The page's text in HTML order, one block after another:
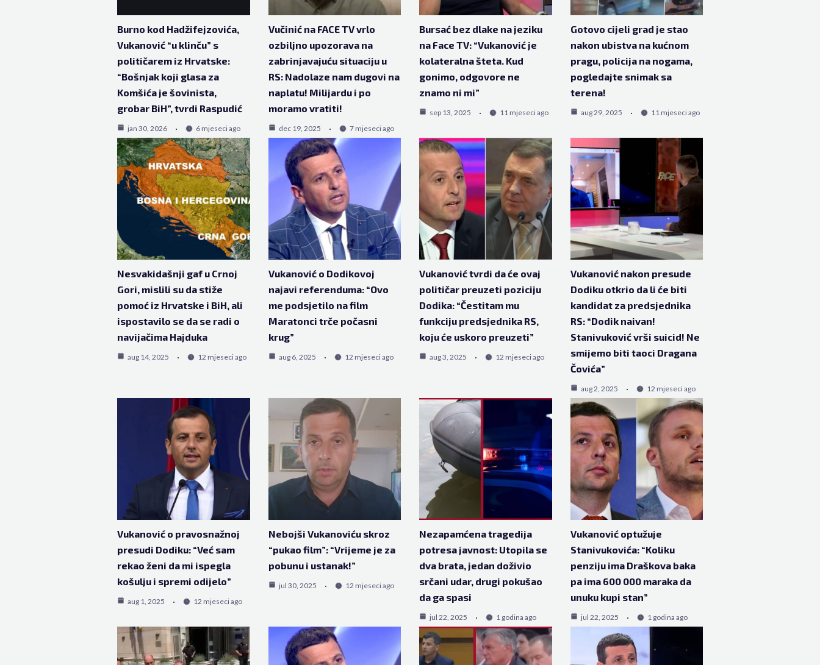
Burno kod Hadžifejzovića,
Vukanović “u klinču” s
političarem iz Hrvatske:
“Bošnjak koji glasa za
Komšića je šovinista,
grobar BiH”, tvrdi Raspudić
jan 30, 2026 6 mjeseci ago
Vučinić na FACE TV vrlo
ozbiljno upozorava na
zabrinjavajuću situaciju u
RS: Nadolaze nam dugovi na
naplatu! Milijardu i po
moramo vratiti!
dec 19, 2025 7 mjeseci ago
Bursać bez dlake na jeziku
na Face TV: “Vukanović je
kolateralna šteta. Kud
gonimo, odgovore ne
znamo ni mi”
sep 13, 2025 11 mjeseci ago
Gotovo cijeli grad je stao
nakon ubistva na kućnom
pragu, policija na nogama,
pogledajte snimak sa
terena!
aug 29, 2025 11 mjeseci ago
Nesvakidašnji gaf u Crnoj
Gori, mislili su da stiže
pomoć iz Hrvatske i BiH, ali
ispostavilo se da se radi o
navijačima Hajduka
aug 14, 2025 12 mjeseci ago
Vukanović o Dodikovoj
najavi referenduma: “Ovo
me podsjetilo na film
Maratonci trče počasni
krug”
aug 6, 2025 12 mjeseci ago
Vukanović tvrdi da će ovaj
političar preuzeti poziciju
Dodika: “Čestitam mu
funkciju predsjednika RS,
koju će uskoro preuzeti”
aug 3, 2025 12 mjeseci ago
Vukanović nakon presude
Dodiku otkrio da li će biti
kandidat za predsjednika
RS: “Dodik naivan!
Stanivuković vrši suicid! Ne
smijemo biti taoci Dragana
Čovića”
aug 2, 2025 12 mjeseci ago
Vukanović o pravosnažnoj
presudi Dodiku: “Već sam
rekao ženi da mi ispegla
košulju i spremi odijelo”
aug 1, 2025 12 mjeseci ago
Nebojši Vukanoviću skroz
“pukao film”: “Vrijeme je za
pobunu i ustanak!”
jul 30, 2025 12 mjeseci ago
Nezapamćena tragedija
potresa javnost: Utopila se
dva brata, jedan doživio
srčani udar, drugi pokušao
da ga spasi
jul 22, 2025 1 godina ago
Vukanović optužuje
Stanivukovića: “Koliku
penziju ima Draškova baka
pa ima 600 000 maraka da
unuku kupi stan”
jul 22, 2025 1 godina ago